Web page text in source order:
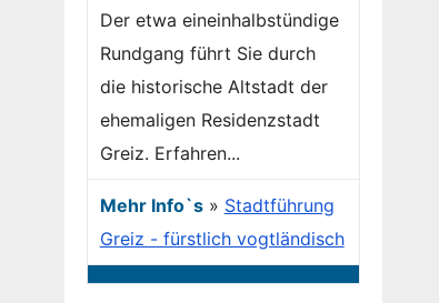
Der etwa eineinhalbstündige
Rundgang führt Sie durch
die historische Altstadt der
ehemaligen Residenzstadt
Greiz. Erfahren...
Mehr Info`s» Stadtführung
Greiz - fürstlich vogtländisch